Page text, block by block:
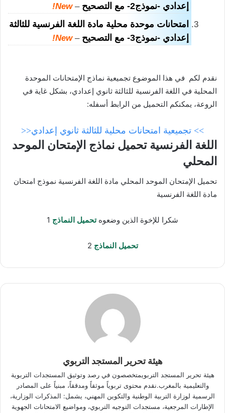
إعدادي -نموذج2- مع التصحيح
–
New!
امتحانات موحدة محلية مادة اللغة الفرنسية للثالثة
إعدادي -نموذج3- مع التصحيح
–
New!
نقدم لكم في هذا الموضوع تجميعية نماذج الإمتحانات الموحدة
المحلية في اللغة الفرنسية للثالثة ثانوي إعدادي، بشكل غاية في
الروعة، يمكنكم التحميل من الرابط أسفله:
>> تجميعية امتحانات محلية للثالثة ثانوي إعدادي<<
اللغة الفرنسية تحميل نماذج الإمتحان الموحد
المحلي
تحميل الإمتحان الموحد المحلي مادة اللغة الفرنسية نموذج امتحان
مادة اللغة الفرنسية
شكرا للإخوة الذين وضعوهتحميل النماذج
تحميل النماذج
هيئة تحرير المستجد التربوي
هيئة تحرير المستجد التربويمتخصصون في رصد وتوثيق المستجدات التربوية
والتعليمية بالمغرب.نقدم محتوى تربوياً موثقاً ومدققاً، مبنياً على المصادر
الرسمية لوزارة التربية الوطنية والتكوين المهني، يشمل: المذكرات الوزارية،
الإطارات المرجعية، مستجدات التوجيه التربوي، ومواضيع الامتحانات الجهوية